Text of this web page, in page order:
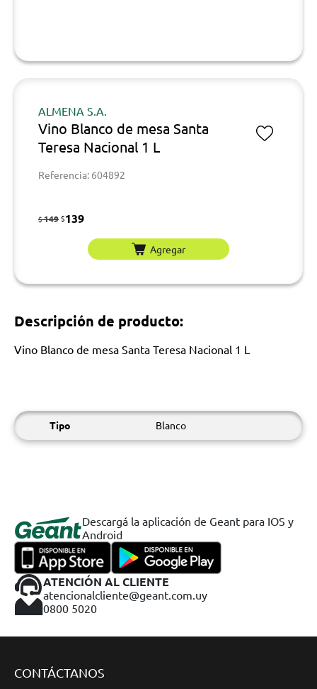
ALMENA S.A.
Vino Blanco de mesa Santa
Teresa Nacional 1 L
Referencia: 604892
$149 $139
Agregar
Descripción de producto:
Vino Blanco de mesa Santa Teresa Nacional 1 L
Tipo Blanco
Descargá la aplicación de Geant para IOS y
Android
ATENCIÓN AL CLIENTE
atencionalcliente@geant.com.uy
0800 5020
CONTÁCTANOS